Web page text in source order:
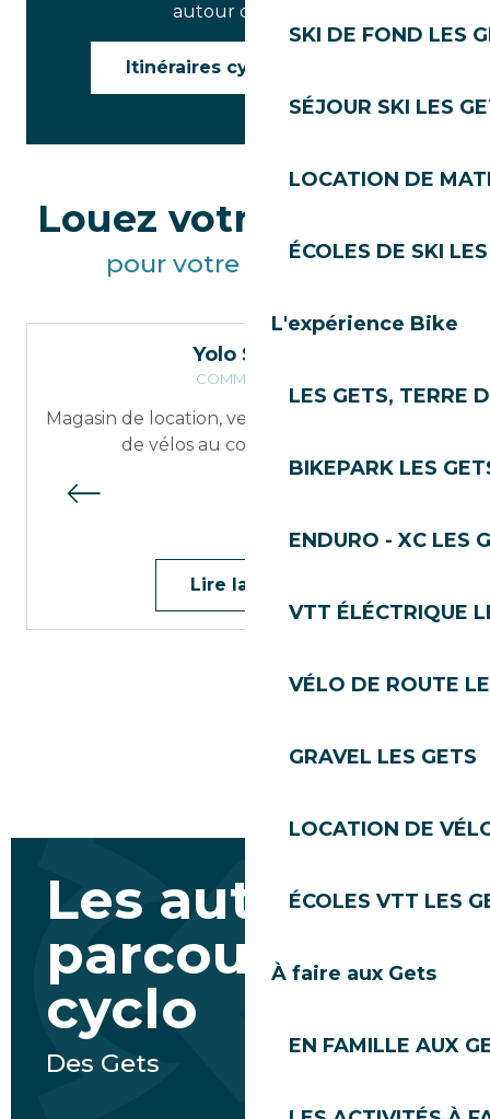
SKI DE FOND LES
SÉJOUR SKI LES
LOCATION DE
ÉCOLES DE SKI
L'expérience Bike
LES GETS, TERRE
BIKEPARK LES
ENDURO - XC LES
VTT ÉLÉCTRIQUE
VÉLO DE ROUTE
GRAVEL LES GETS
LOCATION DE
ÉCOLES VTT LES
À faire aux Gets
EN FAMILLE AUX
autour des Gets.
Itinéraires cyclo Les Gets
Louez votre matériel
pour votre randonnée
Yolo Store
COMMERCES
Magasin de location, vente et atelier de skis et
de vélos au coeur du village
Lire la suite
Les autres
parcours
cyclo
Des Gets